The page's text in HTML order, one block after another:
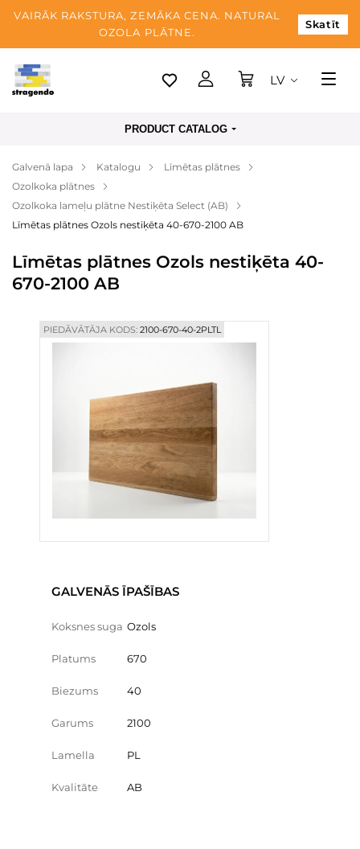
VAIRĀK RAKSTURA, ZEMĀKA CENA. NATURAL
OZOLA PLĀTNE.
Skatīt
Tallina
Apmaksa
Par mums
Blogs
Kontaktinformācija
LV
PRODUCT CATALOG
Galvenā lapa Katalogu
Līmētas plātnes
Ozolkoka plātnes
Ozolkoka lameļu plātne Nestiķēta Select (AB)
Līmētas plātnes Ozols nestiķēta 40-670-2100 AB
Līmētas plātnes Ozols nestiķēta 40-
670-2100 AB
PIEDĀVĀTĀJA KODS:2100-670-40-2PLTL
GALVENĀS ĪPAŠĪBAS
Koksnes suga Ozols
Platums 670
Biezums 40
Garums 2100
Lamella PL
Kvalitāte AB